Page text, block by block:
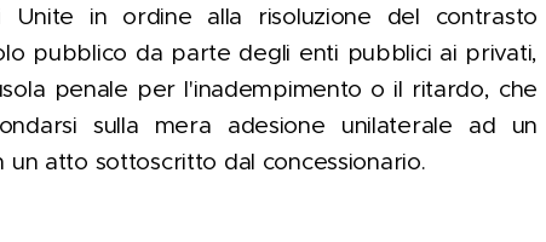
Unite in ordine alla risoluzione del contrasto
pubblico da parte degli enti pubblici ai privati,
penale per l'inadempimento o il ritardo, che
sulla mera adesione unilaterale ad un
atto sottoscritto dal concessionario.